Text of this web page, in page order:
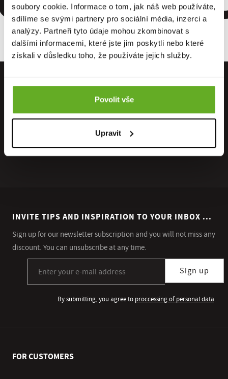
soubory cookie. Informace o tom, jak náš web používáte,
sdílíme se svými partnery pro sociální média, inzerci a
analýzy. Partneři tyto údaje mohou zkombinovat s
dalšími informacemi, které jste jim poskytli nebo které
získali v důsledku toho, že používáte jejich služby.
Povolit vše
Upravit
INVITE TIPS AND INSPIRATION TO YOUR INBOX ...
Sign up for our newsletter subscription and you will not miss any
discount. You can unsubscribe at any time.
Sign up
By submitting, you agree to proccessing of personal data.
FOR CUSTOMERS